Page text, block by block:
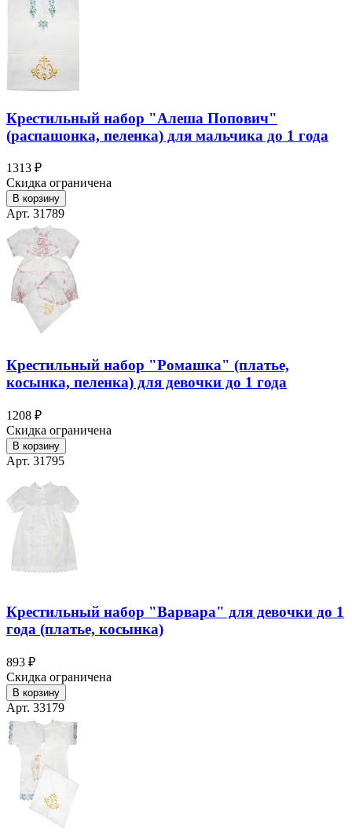
Крестильный набор "Алеша Попович"
(распашонка, пеленка) для мальчика до 1 года
1313 ₽
Скидка ограничена
В корзину
Арт. 31789
Крестильный набор "Ромашка" (платье,
косынка, пеленка) для девочки до 1 года
1208 ₽
Скидка ограничена
В корзину
Арт. 31795
Крестильный набор "Варвара" для девочки до 1
года (платье, косынка)
893 ₽
Скидка ограничена
В корзину
Арт. 33179